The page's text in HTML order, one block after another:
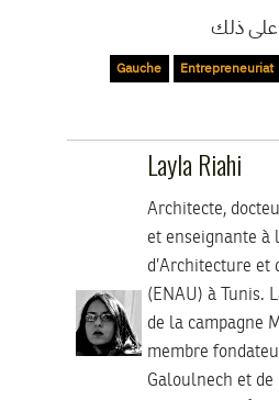
على ذلك
Entrepreneuriat
Gauche
Layla Riahi
Architecte,
et enseignante à
d’Architecture et
(ENAU) à Tunis.
de la campagne
membre
Galoulnech et de